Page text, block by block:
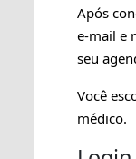
Após
e-mail e
seu
Você
médico.